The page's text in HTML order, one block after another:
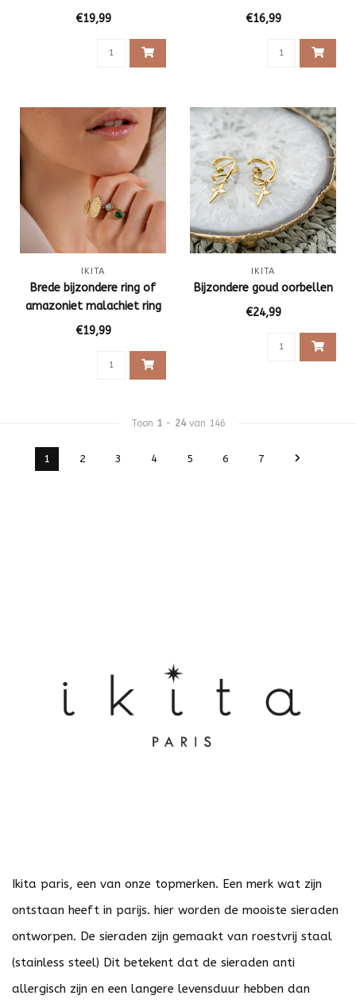
€19,99
€16,99
IKITA
Brede bijzondere ring of
amazoniet malachiet ring
€19,99
IKITA
Bijzondere goud oorbellen
€24,99
Toon 1- 24van 146
1 2 3 4 5 6 7
Ikita paris, een van onze topmerken. Een merk wat zijn
ontstaan heeft in parijs. hier worden de mooiste sieraden
ontworpen. De sieraden zijn gemaakt van roestvrij staal
(stainless steel) Dit betekent dat de sieraden anti
allergisch zijn en een langere levensduur hebben dan